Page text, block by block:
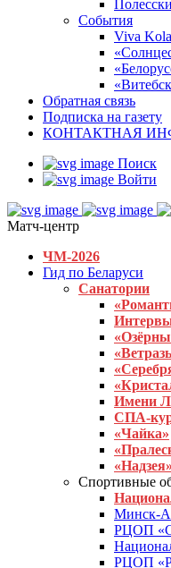
События
Viva
Обратная связь
Подписка на газету
КОНТАКТНАЯ
Поиск
Войти
Матч-центр
ЧМ-2026
Гид по Беларуси
Санатории
Имени
СПА-
«Чайка»
«Надзея»
Спортивные
Минск-
РЦОП
РЦОП